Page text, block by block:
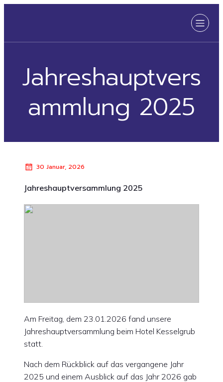
Jahreshauptvers
ammlung 2025
30 Januar, 2026
Jahreshauptversammlung 2025
Am Freitag, dem 23.01.2026 fand unsere
Jahreshauptversammlung beim Hotel Kesselgrub
statt.
Nach dem Rückblick auf das vergangene Jahr
2025 und einem Ausblick auf das Jahr 2026 gab